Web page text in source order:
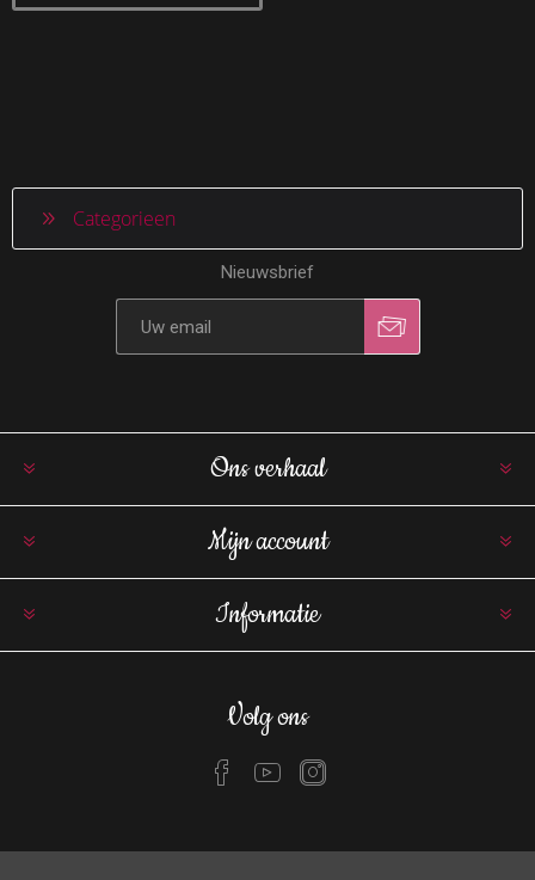
Categorieen
Nieuwsbrief
Ons verhaal
Mijn account
Informatie
Volg ons